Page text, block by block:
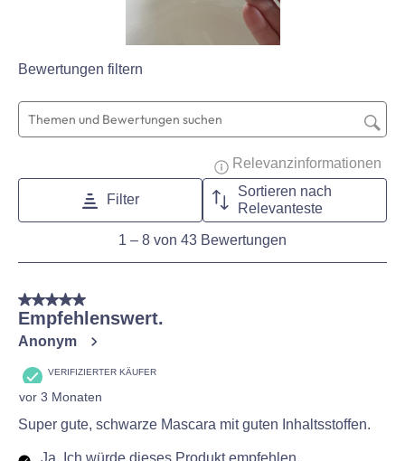
Bewertungen filtern
Suchthemen und Bewertungen Suchregion
Relevanzinformationen
Filter
Sortieren nach
Relevanteste
von
43
Bewertungen
1 – 8 von 43 Bewertungen
5 von 5 Sternen.
Empfehlenswert.
Anonym
VERIFIZIERTER KÄUFER
vor 3 Monaten
Super gute, schwarze Mascara mit guten Inhaltsstoffen.
Ja, Ich würde dieses Produkt empfehlen.